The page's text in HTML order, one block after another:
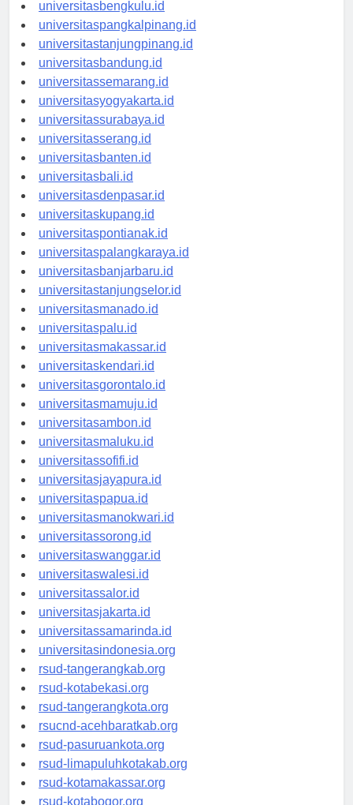
universitasbengkulu.id
universitaspangkalpinang.id
universitastanjungpinang.id
universitasbandung.id
universitassemarang.id
universitasyogyakarta.id
universitassurabaya.id
universitasserang.id
universitasbanten.id
universitasbali.id
universitasdenpasar.id
universitaskupang.id
universitaspontianak.id
universitaspalangkaraya.id
universitasbanjarbaru.id
universitastanjungselor.id
universitasmanado.id
universitaspalu.id
universitasmakassar.id
universitaskendari.id
universitasgorontalo.id
universitasmamuju.id
universitasambon.id
universitasmaluku.id
universitassofifi.id
universitasjayapura.id
universitaspapua.id
universitasmanokwari.id
universitassorong.id
universitaswanggar.id
universitaswalesi.id
universitassalor.id
universitasjakarta.id
universitassamarinda.id
universitasindonesia.org
rsud-tangerangkab.org
rsud-kotabekasi.org
rsud-tangerangkota.org
rsucnd-acehbaratkab.org
rsud-pasuruankota.org
rsud-limapuluhkotakab.org
rsud-kotamakassar.org